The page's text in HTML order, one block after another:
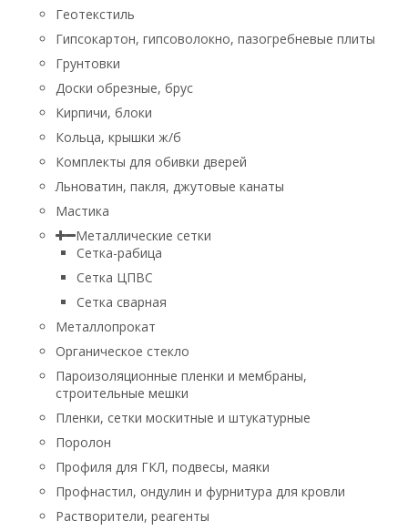
Геотекстиль
Гипсокартон, гипсоволокно, пазогребневые плиты
Грунтовки
Доски обрезные, брус
Кирпичи, блоки
Кольца, крышки ж/б
Комплекты для обивки дверей
Льноватин, пакля, джутовые канаты
Мастика
Металлические сетки
Сетка-рабица
Сетка ЦПВС
Сетка сварная
Металлопрокат
Органическое стекло
Пароизоляционные пленки и мембраны,
строительные мешки
Пленки, сетки москитные и штукатурные
Поролон
Профиля для ГКЛ, подвесы, маяки
Профнастил, ондулин и фурнитура для кровли
Растворители, реагенты